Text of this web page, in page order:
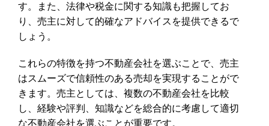
す。また、法律や税金に関する知識も把握してお
り、売主に対して的確なアドバイスを提供できるで
しょう。
これらの特徴を持つ不動産会社を選ぶことで、売主
はスムーズで信頼性のある売却を実現することがで
きます。売主としては、複数の不動産会社を比較
し、経験や評判、知識などを総合的に考慮して適切
な不動産会社を選ぶことが重要です。